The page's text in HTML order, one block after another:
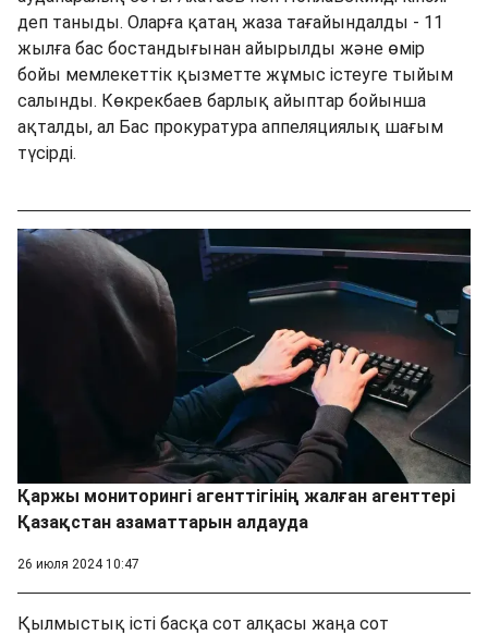
деп таныды. Оларға қатаң жаза тағайындалды - 11
жылға бас бостандығынан айырылды және өмір
бойы мемлекеттік қызметте жұмыс істеуге тыйым
салынды. Көкрекбаев барлық айыптар бойынша
ақталды, ал Бас прокуратура аппеляциялық шағым
түсірді.
Қаржы мониторингі агенттігінің жалған агенттері
Қазақстан азаматтарын алдауда
26 июля 2024 10:47
Қылмыстық істі басқа сот алқасы жаңа сот